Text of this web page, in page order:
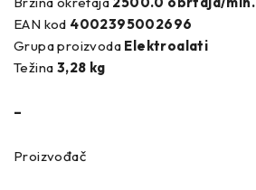
EAN kod 4002395002696
Grupa proizvoda Elektroalati
Težina 3,28 kg
–
Proizvođač